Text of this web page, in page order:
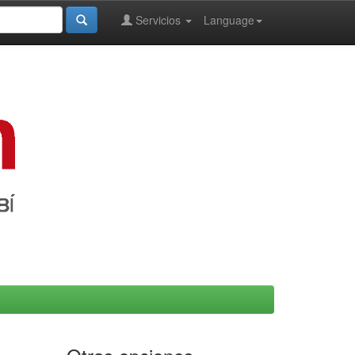
Language
Servicios